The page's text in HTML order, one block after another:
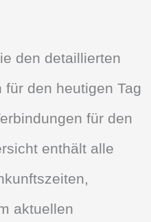
den detaillierten
den heutigen Tag
für den
enthält alle
aktuellen